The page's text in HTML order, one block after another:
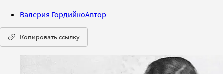
Валерия ГордийкоАвтор
Копировать ссылку